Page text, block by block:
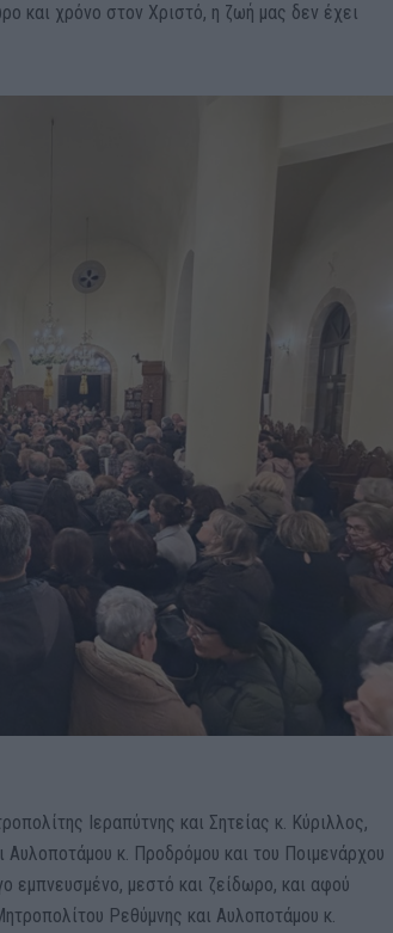
και χρόνο στον Χριστό, η ζωή μας δεν έχει
Ιεραπύτνης και Σητείας κ. Κύριλλος,
κ. Προδρόμου και του Ποιμενάρχου
εμπνευσμένο, μεστό και ζείδωρο, και αφού
Ρεθύμνης και Αυλοποτάμου κ.